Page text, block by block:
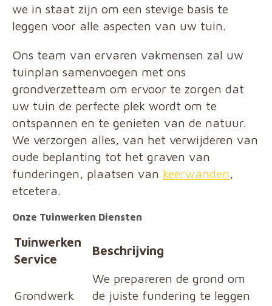
we in staat zijn om een stevige basis te
leggen voor alle aspecten van uw tuin.
Ons team van ervaren vakmensen zal uw
tuinplan samenvoegen met ons
grondverzetteam om ervoor te zorgen dat
uw tuin de perfecte plek wordt om te
ontspannen en te genieten van de natuur.
We verzorgen alles, van het verwijderen van
oude beplanting tot het graven van
funderingen, plaatsen van keerwanden,
etcetera.
Onze Tuinwerken Diensten
Tuinwerken
Service
Beschrijving
Grondwerk
We prepareren de grond om
de juiste fundering te leggen